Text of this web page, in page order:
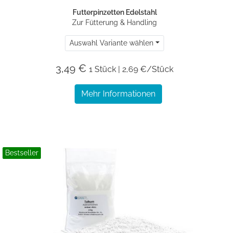
Futterpinzetten Edelstahl
Zur Fütterung & Handling
Auswahl Variante wählen
3,49 € 1 Stück | 2,69 €/Stück
Mehr Informationen
Bestseller